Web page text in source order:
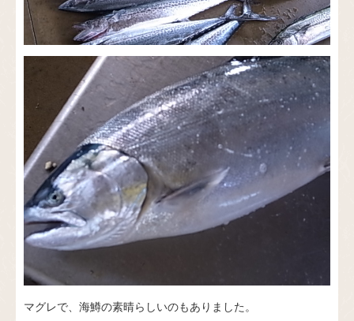
マグレで、海鱒の素晴らしいのもありました。